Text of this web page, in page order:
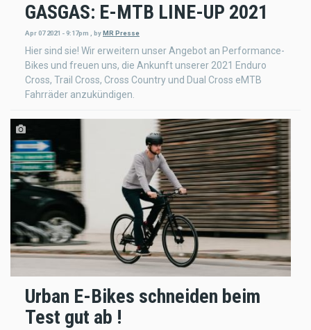
GASGAS: E-MTB LINE-UP 2021
Apr 07 2021 - 9:17pm byMR Presse
Hier sind sie! Wir erweitern unser Angebot an Performance-
Bikes und freuen uns, die Ankunft unserer 2021 Enduro
Cross, Trail Cross, Cross Country und Dual Cross eMTB
Fahrräder anzukündigen.
Urban E-Bikes schneiden beim
Test gut ab !